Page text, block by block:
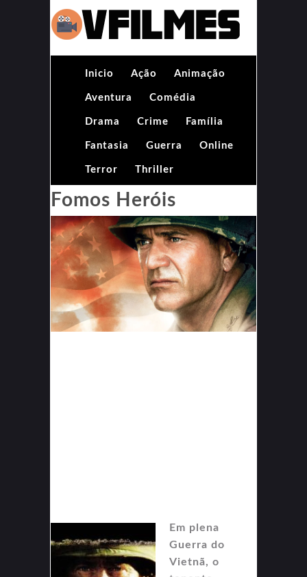
Inicio Ação Animação
Aventura Comédia
Drama Crime Família
Fantasia Guerra Online
Terror Thriller
Fomos Heróis
Em plena
Guerra do
Vietnã, o